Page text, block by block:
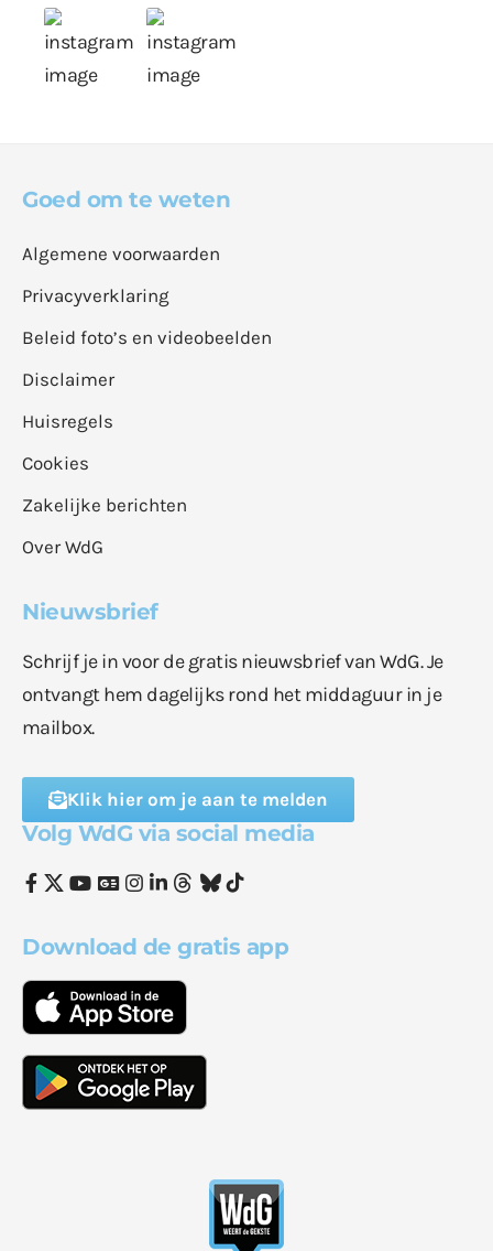
Goed om te weten
Algemene voorwaarden
Privacyverklaring
Beleid foto’s en videobeelden
Disclaimer
Huisregels
Cookies
Zakelijke berichten
Over WdG
Nieuwsbrief
Schrijf je in voor de gratis nieuwsbrief van WdG. Je
ontvangt hem dagelijks rond het middaguur in je
mailbox.
Klik hier om je aan te melden
Volg WdG via social media
Download de gratis app